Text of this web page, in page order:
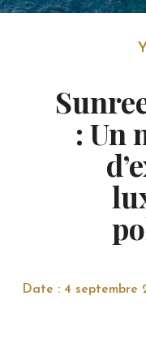
: Un
Date : 4 septembre